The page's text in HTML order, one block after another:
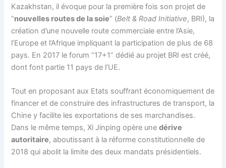
Kazakhstan, il évoque pour la première fois son projet de
“nouvelles routes de la soie” (Belt & Road Initiative, BRI), la
création d’une nouvelle route commerciale entre l’Asie,
l’Europe et l’Afrique impliquant la participation de plus de 68
pays. En 2017 le forum “17+1” dédié au projet BRI est créé,
dont font partie 11 pays de l’UE.
Tout en proposant aux Etats souffrant économiquement de
financer et de construire des infrastructures de transport, la
Chine y facilite les exportations de ses marchandises.
Dans le même temps, Xi Jinping opère unedérive
autoritaire, aboutissant à la réforme constitutionnelle de
2018 qui abolit la limite des deux mandats présidentiels.